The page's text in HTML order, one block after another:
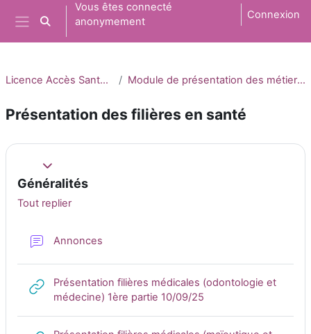
Passer au contenu principal
Panneau latéral
Activer/désactiver la saisie de recherche
Vous êtes connecté
anonymement
Connexion
Licence Accès Santé (L.AS) Module de présentation des métiers en santé
Présentation des filières en santé
Résumé de section
Replier
Généralités
Tout replier
Annonces
Présentation filières médicales (odontologie et
médecine) 1ère partie 10/09/25